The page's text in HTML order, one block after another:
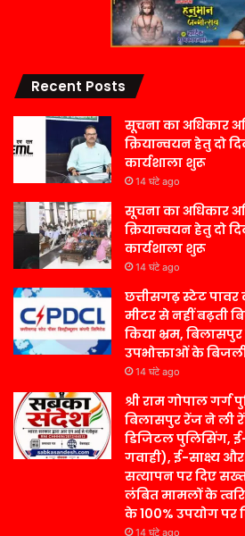
Recent Posts
सूचना का अधिकार
क्रियान्वयन हेतु दो
कार्यशाला शुरू
14 घंटे ago
सूचना का अधिकार
क्रियान्वयन हेतु दो
कार्यशाला शुरू
14 घंटे ago
छत्तीसगढ़ स्टेट
मीटर से नहीं बढ़ती
किया भ्रम, बिलासपुर
उपभोक्ताओं के
14 घंटे ago
श्री राम गोपाल गर्ग
बिलासपुर रेंज ने ली
डिजिटल पुलिसिंग, ई-
गवाही), ई-साक्ष्य
सत्यापन पर दिए सख्त
लंबित मामलों के
के 100% उपयोग पर
14 घंटे ago